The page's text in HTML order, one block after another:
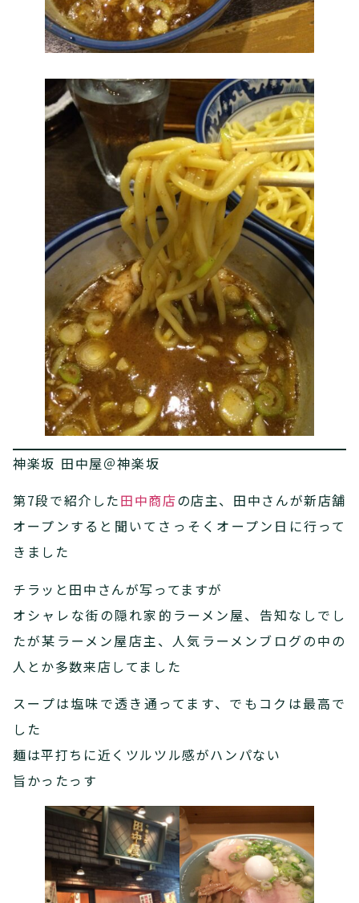
神楽坂 田中屋＠神楽坂
第7段で紹介した田中商店の店主、田中さんが新店舗
オープンすると聞いてさっそくオープン日に行って
きました
チラッと田中さんが写ってますが
オシャレな街の隠れ家的ラーメン屋、告知なしでし
たが某ラーメン屋店主、人気ラーメンブログの中の
人とか多数来店してました
スープは塩味で透き通ってます、でもコクは最高で
した
麺は平打ちに近くツルツル感がハンパない
旨かったっす